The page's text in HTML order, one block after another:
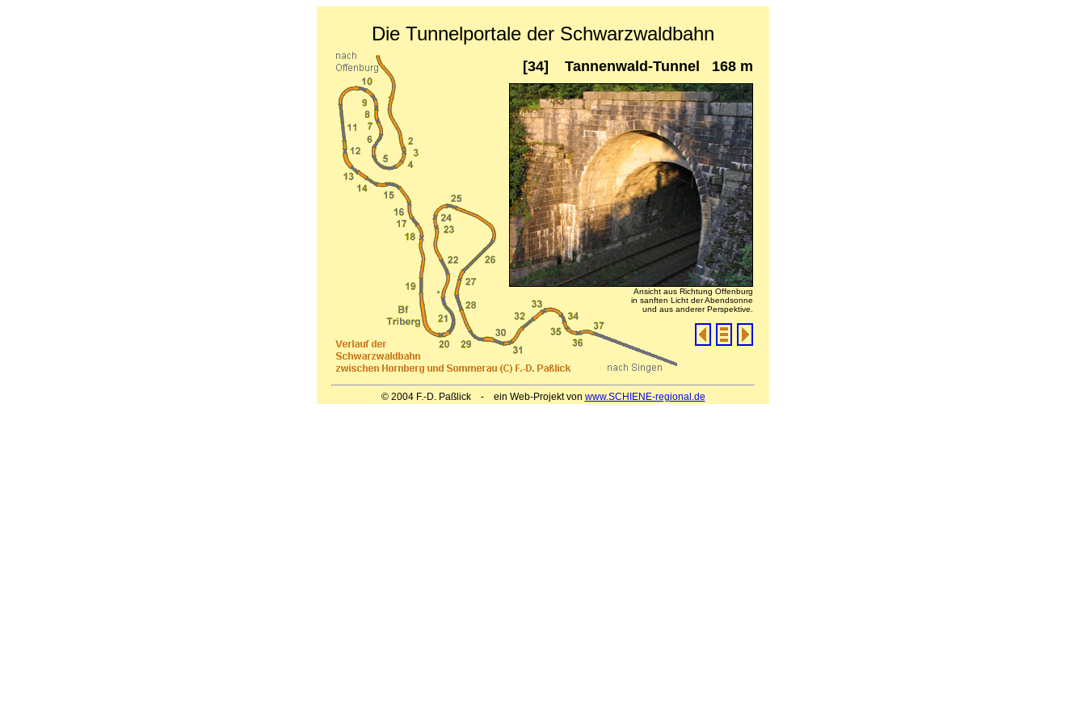
Die Tunnelportale der Schwarzwaldbahn
[34] Tannenwald-Tunnel 168 m
Ansicht aus Richtung Offenburg
in sanften Licht der Abendsonne
und aus anderer Perspektive.
© 2004 F.-D. Paßlick - ein Web-Projekt von www.SCHIENE-regional.de